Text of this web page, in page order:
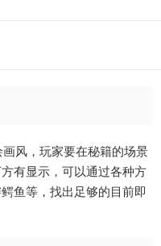
风，玩家要在秘籍的场景
有显示，可以通过各种方
鱼等，找出足够的目前即